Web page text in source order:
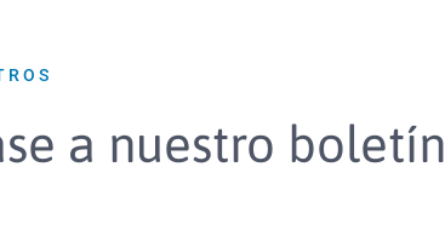
a nuestro boletín